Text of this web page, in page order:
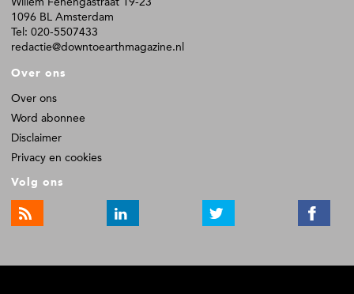
1096 BL Amsterdam
Tel: 020-5507433
redactie@downtoearthmagazine.nl
Over ons
Over ons
Word abonnee
Disclaimer
Privacy en cookies
Volg ons